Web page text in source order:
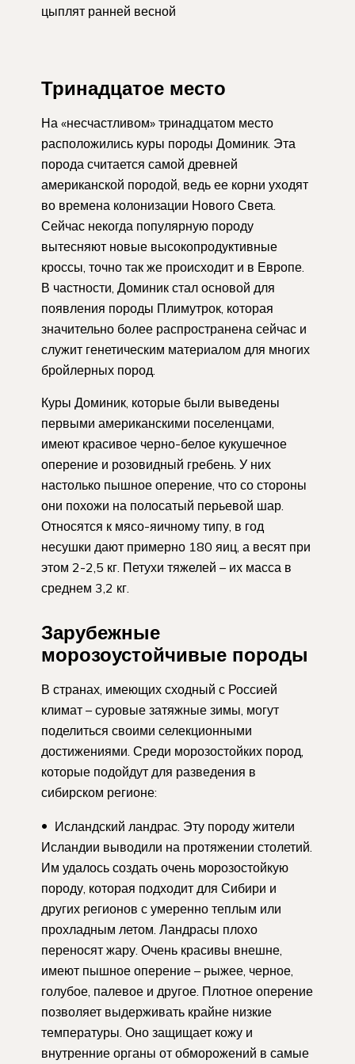
цыплят ранней весной
Тринадцатое место
На «несчастливом» тринадцатом место
расположились куры породы Доминик. Эта
порода считается самой древней
американской породой, ведь ее корни уходят
во времена колонизации Нового Света.
Сейчас некогда популярную породу
вытесняют новые высокопродуктивные
кроссы, точно так же происходит и в Европе.
В частности, Доминик стал основой для
появления породы Плимутрок, которая
значительно более распространена сейчас и
служит генетическим материалом для многих
бройлерных пород.
Куры Доминик, которые были выведены
первыми американскими поселенцами,
имеют красивое черно-белое кукушечное
оперение и розовидный гребень. У них
настолько пышное оперение, что со стороны
они похожи на полосатый перьевой шар.
Относятся к мясо-яичному типу, в год
несушки дают примерно 180 яиц, а весят при
этом 2-2,5 кг. Петухи тяжелей – их масса в
среднем 3,2 кг.
Зарубежные
морозоустойчивые породы
В странах, имеющих сходный с Россией
климат – суровые затяжные зимы, могут
поделиться своими селекционными
достижениями. Среди морозостойких пород,
которые подойдут для разведения в
сибирском регионе:
Исландский ландрас. Эту породу жители
Исландии выводили на протяжении столетий.
Им удалось создать очень морозостойкую
породу, которая подходит для Сибири и
других регионов с умеренно теплым или
прохладным летом. Ландрасы плохо
переносят жару. Очень красивы внешне,
имеют пышное оперение – рыжее, черное,
голубое, палевое и другое. Плотное оперение
позволяет выдерживать крайне низкие
температуры. Оно защищает кожу и
внутренние органы от обморожений в самые